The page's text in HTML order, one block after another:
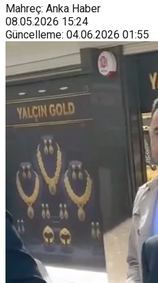
Mahreç: Anka Haber
08.05.2026 15:24
Güncelleme: 04.06.2026 01:55